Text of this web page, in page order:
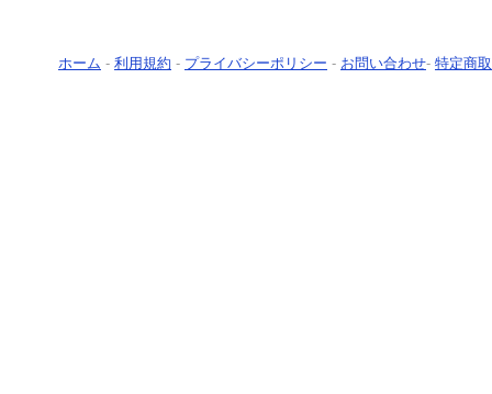
ホーム - 利用規約 - プライバシーポリシー - お問い合わせ- 特定商